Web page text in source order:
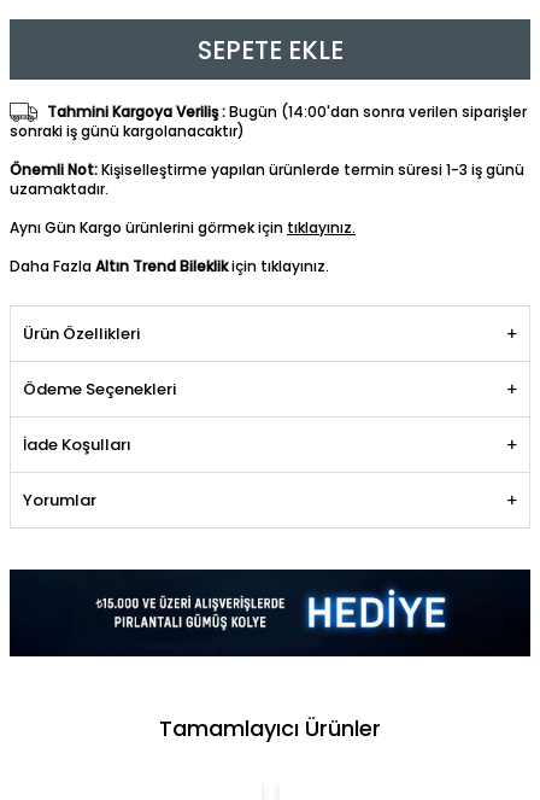
SEPETE EKLE
Tahmini Kargoya Veriliş :Bugün (14:00'dan sonra verilen siparişler
sonraki iş günü kargolanacaktır)
Önemli Not:Kişiselleştirme yapılan ürünlerde termin süresi 1-3 iş günü
uzamaktadır.
Aynı Gün Kargo ürünlerini görmek için tıklayınız.
Daha FazlaAltın Trend Bileklikiçin tıklayınız.
Ürün Özellikleri
Ödeme Seçenekleri
İade Koşulları
Yorumlar
Tamamlayıcı Ürünler